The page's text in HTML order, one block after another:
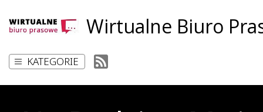
Wirtualne Biuro
KATEGORIE